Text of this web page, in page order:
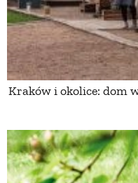
Kraków i okolice: dom